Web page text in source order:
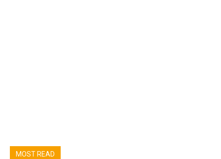
MOST READ